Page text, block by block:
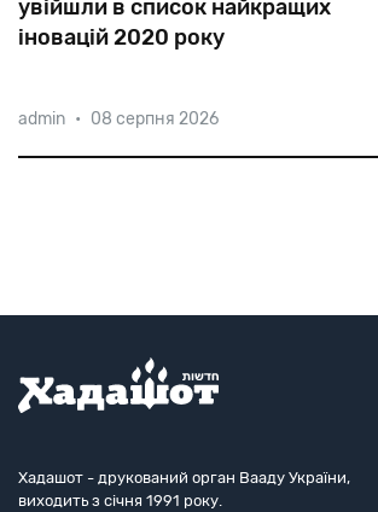
увійшли в список найкращих
іновацій 2020 року
відмічені перші в світі роботизованні
вулики, складане автокрісло, яке
admin • 08 серпня 2026
Хадашот - друкований орган Вааду України,
виходить з січня 1991 року.